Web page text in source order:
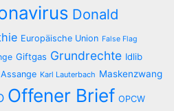
Donald
Europäische Union False Flag
Giftgas Grundrechte Idlib
Karl Lauterbach Maskenzwang
Offener Brief OPCW